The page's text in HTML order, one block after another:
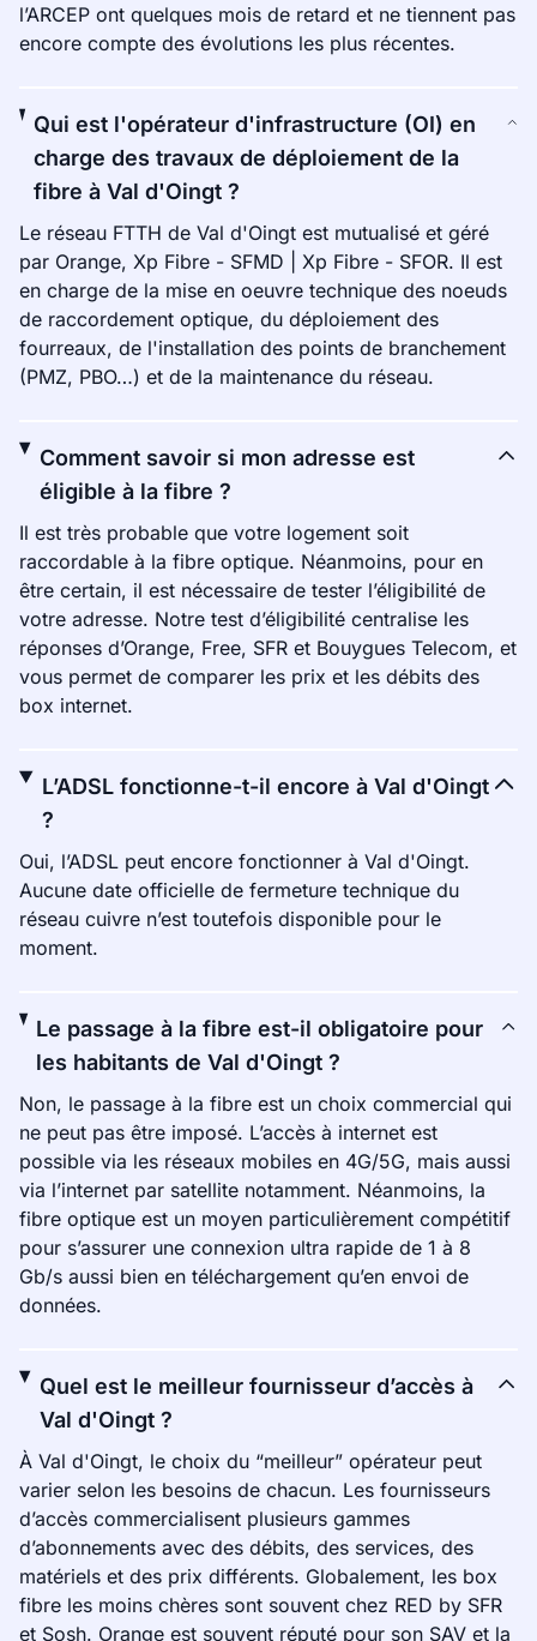
l’ARCEP ont quelques mois de retard et ne tiennent pas
encore compte des évolutions les plus récentes.
Qui est l'opérateur d'infrastructure (OI) en
charge des travaux de déploiement de la
fibre à Val d'Oingt ?
Le réseau FTTH de Val d'Oingt est mutualisé et géré
par Orange, Xp Fibre - SFMD | Xp Fibre - SFOR. Il est
en charge de la mise en oeuvre technique des noeuds
de raccordement optique, du déploiement des
fourreaux, de l'installation des points de branchement
(PMZ, PBO…) et de la maintenance du réseau.
Comment savoir si mon adresse est
éligible à la fibre ?
Il est très probable que votre logement soit
raccordable à la fibre optique. Néanmoins, pour en
être certain, il est nécessaire de tester l’éligibilité de
votre adresse. Notre test d’éligibilité centralise les
réponses d’Orange, Free, SFR et Bouygues Telecom, et
vous permet de comparer les prix et les débits des
box internet.
L’ADSL fonctionne-t-il encore à Val d'Oingt
?
Oui, l’ADSL peut encore fonctionner à Val d'Oingt.
Aucune date officielle de fermeture technique du
réseau cuivre n’est toutefois disponible pour le
moment.
Le passage à la fibre est-il obligatoire pour
les habitants de Val d'Oingt ?
Non, le passage à la fibre est un choix commercial qui
ne peut pas être imposé. L’accès à internet est
possible via les réseaux mobiles en 4G/5G, mais aussi
via l’internet par satellite notamment. Néanmoins, la
fibre optique est un moyen particulièrement compétitif
pour s’assurer une connexion ultra rapide de 1 à 8
Gb/s aussi bien en téléchargement qu’en envoi de
données.
Quel est le meilleur fournisseur d’accès à
Val d'Oingt ?
À Val d'Oingt, le choix du “meilleur” opérateur peut
varier selon les besoins de chacun. Les fournisseurs
d’accès commercialisent plusieurs gammes
d’abonnements avec des débits, des services, des
matériels et des prix différents. Globalement, les box
fibre les moins chères sont souvent chez RED by SFR
et Sosh. Orange est souvent réputé pour son SAV et la